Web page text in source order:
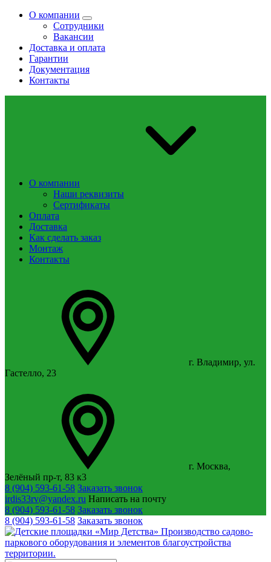
О компании
Сотрудники
Вакансии
Доставка и оплата
Гарантии
Документация
Контакты
О компании
Наши реквизиты
Сертификаты
Оплата
Доставка
Как сделать заказ
Монтаж
Контакты
г. Владимир, ул.
Гастелло, 23
г. Москва,
Зелёный пр-т, 83 к3
8 (904) 593-61-58 Заказать звонок
irdis33rv@yandex.ru Написать на почту
8 (904) 593-61-58 Заказать звонок
8 (904) 593-61-58 Заказать звонок
Производство садово-
паркового оборудования и элементов благоустройства
территории.